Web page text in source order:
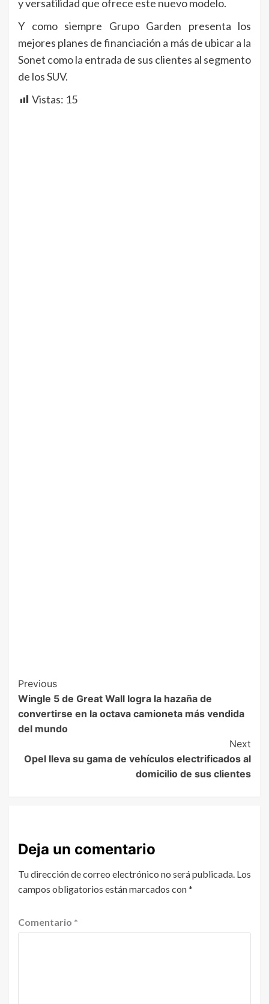
y versatilidad que ofrece este nuevo modelo.
Y como siempre Grupo Garden presenta los
mejores planes de financiación a más de ubicar a la
Sonet como la entrada de sus clientes al segmento
de los SUV.
Vistas: 15
Previous
Wingle 5 de Great Wall logra la hazaña de
convertirse en la octava camioneta más vendida
del mundo
Next
Opel lleva su gama de vehículos electrificados al
domicilio de sus clientes
Deja un comentario
Tu dirección de correo electrónico no será publicada. Los
campos obligatorios están marcados con*
Comentario *